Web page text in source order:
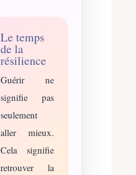
Le temps
de la
résilience
Guérir ne
signifie pas
seulement
aller mieux.
Cela signifie
retrouver la